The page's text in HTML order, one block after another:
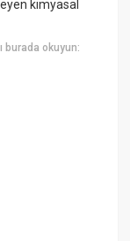
kimyasal
burada okuyun: